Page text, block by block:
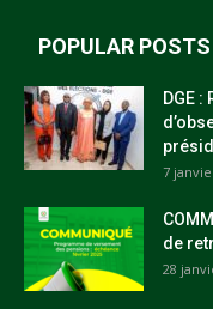
POPULAR POSTS
DGE
7
de
28